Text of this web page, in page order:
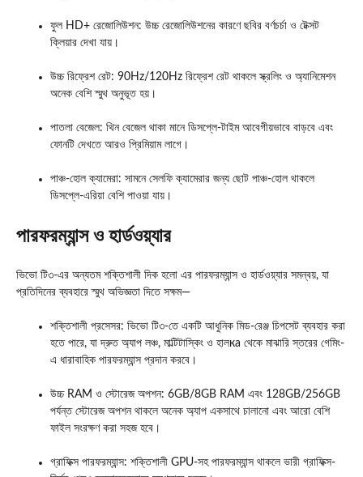
ফুল HD+ রেজোলিউশন: উচ্চ রেজোলিউশনের কারণে ছবির বর্ণচর্চা ও টেক্সট
ক্লিয়ার দেখা যায়।
উচ্চ রিফ্রেশ রেট: 90Hz/120Hz রিফ্রেশ রেট থাকলে স্ক্রলিং ও অ্যানিমেশন
অনেক বেশি স্মুথ অনুভূত হয়।
পাতলা বেজেল: থিন বেজেল থাকা মানে ডিসপ্লে-টাইম আবেগীয়ভাবে বাড়বে এবং
ফোনটি দেখতে আরও প্রিমিয়াম লাগে।
পাঞ্চ-হোল ক্যামেরা: সামনে সেলফি ক্যামেরার জন্য ছোট পাঞ্চ-হোল থাকলে
ডিসপ্লে-এরিয়া বেশি পাওয়া যায়।
পারফরম্যান্স ও হার্ডওয়্যার
ভিভো টি৩-এর অন্যতম শক্তিশালী দিক হলো এর পারফরম্যান্স ও হার্ডওয়্যার সমন্বয়, যা
প্রতিদিনের ব্যবহারে স্মুথ অভিজ্ঞতা দিতে সক্ষম—
শক্তিশালী প্রসেসর: ভিভো টি৩-তে একটি আধুনিক মিড-রেঞ্জ চিপসেট ব্যবহার করা
হতে পারে, যা দ্রুত অ্যাপ লঞ্চ, মাল্টিটাস্কিং ও হালка থেকে মাঝারি স্তরের গেমিং-
এ ধারাবাহিক পারফরম্যান্স প্রদান করবে।
উচ্চ RAM ও স্টোরেজ অপশন: 6GB/8GB RAM এবং 128GB/256GB
পর্যন্ত স্টোরেজ অপশন থাকলে অনেক অ্যাপ একসাথে চালানো এবং আরো বেশি
ফাইল সংরক্ষণ করা সহজ হবে।
গ্রাফিক্স পারফরম্যান্স: শক্তিশালী GPU-সহ পারফরম্যান্স থাকলে ভারী গ্রাফিক্স-